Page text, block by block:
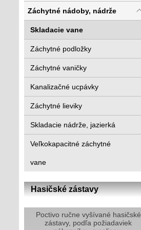
Záchytné nádoby, nádrže
Skladacie vane
Záchytné podložky
Záchytné vaničky
Kanalizačné ucpávky
Záchytné lieviky
Skladacie nádrže, jazierká
Veľkokapacitné záchytné
vane
Hasičské zástavy
Poctivo ručne vyšívané hasičské
zástavy, podľa požiadaviek